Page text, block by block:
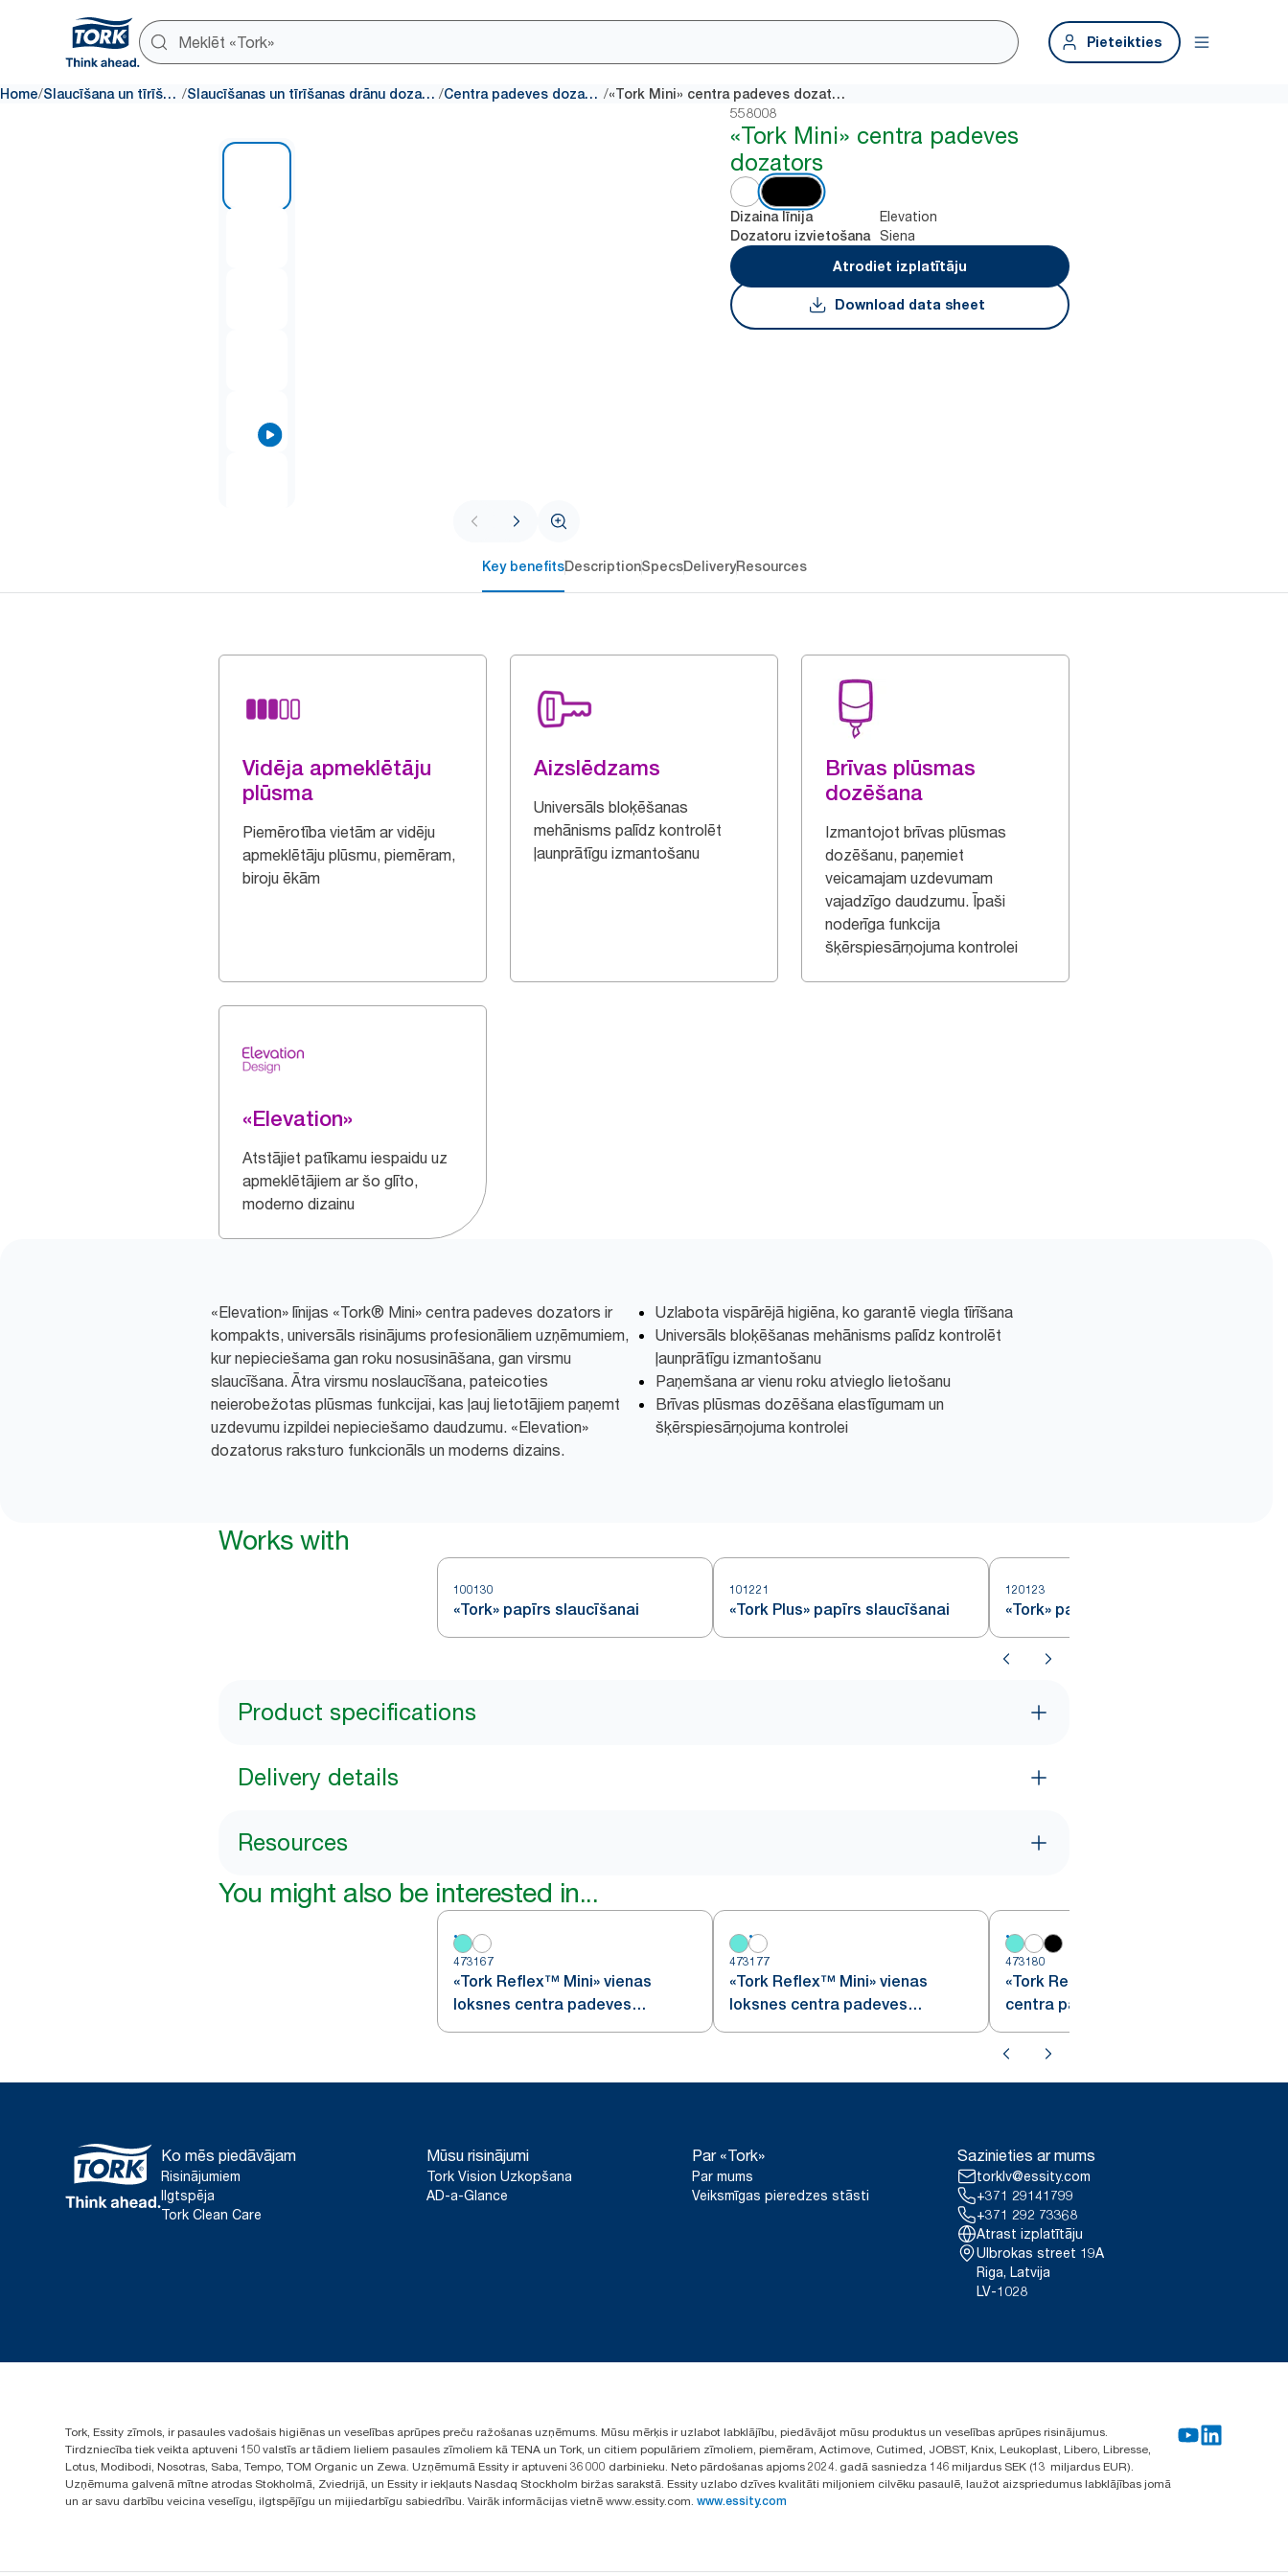
Pieteikties
Home/ Slaucīšana un tīrīšana / Slaucīšanas un tīrīšanas drānu dozatori / Centra padeves dozatori / «Tork Mini» centra padeves dozators
558008
«Tork Mini» centra padeves
dozators
Dizaina līnija Elevation
Dozatoru izvietošana
Siena
Atrodiet izplatītāju
Download data sheet
Key benefitsDescriptionSpecsDeliveryResources
Vidēja apmeklētāju
plūsma
Piemērotība vietām ar vidēju
apmeklētāju plūsmu, piemēram,
biroju ēkām
Aizslēdzams
Universāls bloķēšanas
mehānisms palīdz kontrolēt
ļaunprātīgu izmantošanu
Brīvas plūsmas
dozēšana
Izmantojot brīvas plūsmas
dozēšanu, paņemiet
veicamajam uzdevumam
vajadzīgo daudzumu. Īpaši
noderīga funkcija
šķērspiesārņojuma kontrolei
«Elevation»
Atstājiet patīkamu iespaidu uz
apmeklētājiem ar šo glīto,
moderno dizainu
«Elevation» līnijas «Tork® Mini» centra padeves dozators ir
kompakts, universāls risinājums profesionāliem uzņēmumiem,
kur nepieciešama gan roku nosusināšana, gan virsmu
slaucīšana. Ātra virsmu noslaucīšana, pateicoties
neierobežotas plūsmas funkcijai, kas ļauj lietotājiem paņemt
uzdevumu izpildei nepieciešamo daudzumu. «Elevation»
dozatorus raksturo funkcionāls un moderns dizains.
Uzlabota vispārējā higiēna, ko garantē viegla tīrīšana
Universāls bloķēšanas mehānisms palīdz kontrolēt
ļaunprātīgu izmantošanu
Paņemšana ar vienu roku atvieglo lietošanu
Brīvas plūsmas dozēšana elastīgumam un
šķērspiesārņojuma kontrolei
Works with
100130
«Tork» papīrs slaucīšanai
101221
«Tork Plus» papīrs slaucīšanai
120123
«Tork» papīrs, «Basic», 1 kārta
Product specifications
Delivery details
Resources
You might also be interested in...
473167
«Tork Reflex™ Mini» vienas
loksnes centra padeves
dozators
473177
«Tork Reflex™ Mini» vienas
loksnes centra padeves
dozators
473180
«Tork Reflex™» vienas loksnes
centra padeves dozators
Ko mēs piedāvājam
Risinājumiem
Ilgtspēja
Tork Clean Care
Mūsu risinājumi
Tork Vision Uzkopšana
AD-a-Glance
Par «Tork»
Par mums
Veiksmīgas pieredzes stāsti
Sazinieties ar mums
torklv@essity.com
+371 29141799
+371 292 73368
Atrast izplatītāju
Ulbrokas street 19A
Riga, Latvija
LV-1028
Tork, Essity zīmols, ir pasaules vadošais higiēnas un veselības aprūpes preču ražošanas uzņēmums. Mūsu mērķis ir uzlabot labklājību, piedāvājot mūsu produktus un veselības aprūpes risinājumus.
Tirdzniecība tiek veikta aptuveni 150 valstīs ar tādiem lieliem pasaules zīmoliem kā TENA un Tork, un citiem populāriem zīmoliem, piemēram, Actimove, Cutimed, JOBST, Knix, Leukoplast, Libero, Libresse,
Lotus, Modibodi, Nosotras, Saba, Tempo, TOM Organic un Zewa. Uzņēmumā Essity ir aptuveni 36 000 darbinieku. Neto pārdošanas apjoms 2024. gadā sasniedza 146 miljardus SEK (13 miljardus EUR).
Uzņēmuma galvenā mītne atrodas Stokholmā, Zviedrijā, un Essity ir iekļauts Nasdaq Stockholm biržas sarakstā. Essity uzlabo dzīves kvalitāti miljoniem cilvēku pasaulē, laužot aizspriedumus labklājības jomā
un ar savu darbību veicina veselīgu, ilgtspējīgu un mijiedarbīgu sabiedrību. Vairāk informācijas vietnē www.essity.com. www.essity.com